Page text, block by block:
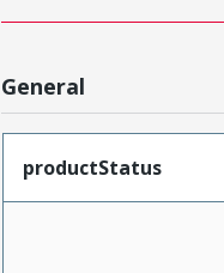
General
productStatus